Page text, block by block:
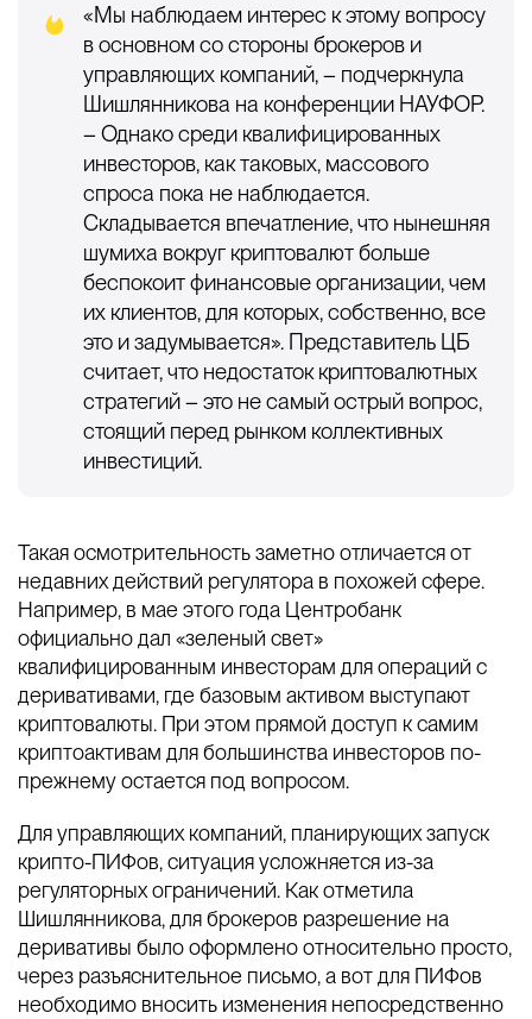
«Мы наблюдаем интерес к этому вопросу
в основном со стороны брокеров и
управляющих компаний, – подчеркнула
Шишлянникова на конференции НАУФОР.
– Однако среди квалифицированных
инвесторов, как таковых, массового
спроса пока не наблюдается.
Складывается впечатление, что нынешняя
шумиха вокруг криптовалют больше
беспокоит финансовые организации, чем
их клиентов, для которых, собственно, все
это и задумывается». Представитель ЦБ
считает, что недостаток криптовалютных
стратегий – это не самый острый вопрос,
стоящий перед рынком коллективных
инвестиций.
Такая осмотрительность заметно отличается от
недавних действий регулятора в похожей сфере.
Например, в мае этого года Центробанк
официально дал «зеленый свет»
квалифицированным инвесторам для операций с
деривативами, где базовым активом выступают
криптовалюты. При этом прямой доступ к самим
криптоактивам для большинства инвесторов по-
прежнему остается под вопросом.
Для управляющих компаний, планирующих запуск
крипто-ПИФов, ситуация усложняется из-за
регуляторных ограничений. Как отметила
Шишлянникова, для брокеров разрешение на
деривативы было оформлено относительно просто,
через разъяснительное письмо, а вот для ПИФов
необходимо вносить изменения непосредственно